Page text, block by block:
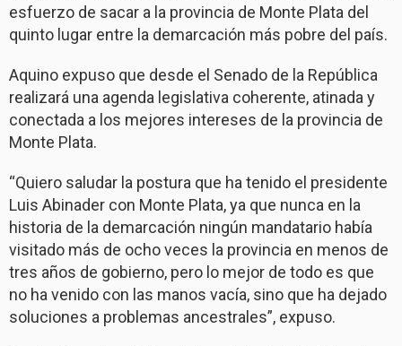
esfuerzo de sacar a la provincia de Monte Plata del
quinto lugar entre la demarcación más pobre del país.
Aquino expuso que desde el Senado de la República
realizará una agenda legislativa coherente, atinada y
conectada a los mejores intereses de la provincia de
Monte Plata.
“Quiero saludar la postura que ha tenido el presidente
Luis Abinader con Monte Plata, ya que nunca en la
historia de la demarcación ningún mandatario había
visitado más de ocho veces la provincia en menos de
tres años de gobierno, pero lo mejor de todo es que
no ha venido con las manos vacía, sino que ha dejado
soluciones a problemas ancestrales”, expuso.